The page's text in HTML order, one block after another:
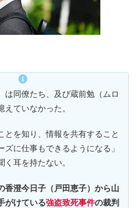
は同僚たち、及び蔵前勉（ムロ
えていなかった。
とを知り、情報を共有すること
ズに仕事もできるようになる」
く耳を持たない。
香澄今日子（戸田恵子）から山
がけている強盗致死事件の裁判